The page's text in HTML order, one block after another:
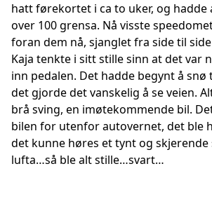
hatt førekortet i ca to uker, og hadde
over 100 grensa. Nå visste
foran dem nå, sjanglet fra side til
Kaja tenkte i sitt stille sinn at det var
inn pedalen. Det hadde begynt å snø
det gjorde det vanskelig å se veien.
brå sving, en imøtekommende bil.
bilen for utenfor autovernet, det ble
det kunne høres et tynt og
lufta…så ble alt stille…svart…